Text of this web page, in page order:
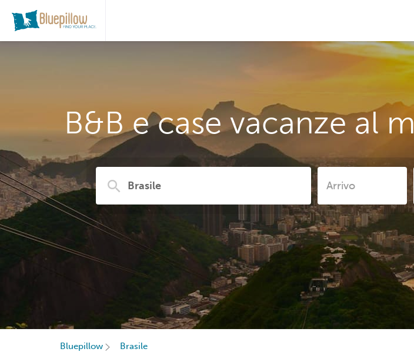
B&B e case vacanze al
Bluepillow Brasile